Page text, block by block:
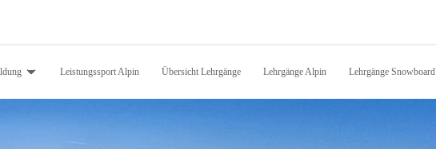
Leistungssport Alpin Übersicht Lehrgänge Lehrgänge Alpin Lehrgänge Snowboard